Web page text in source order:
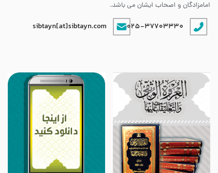
امامزادگان و اصحاب ایشان می باشد.
025-37703330
sibtayn[at]sibtayn.com